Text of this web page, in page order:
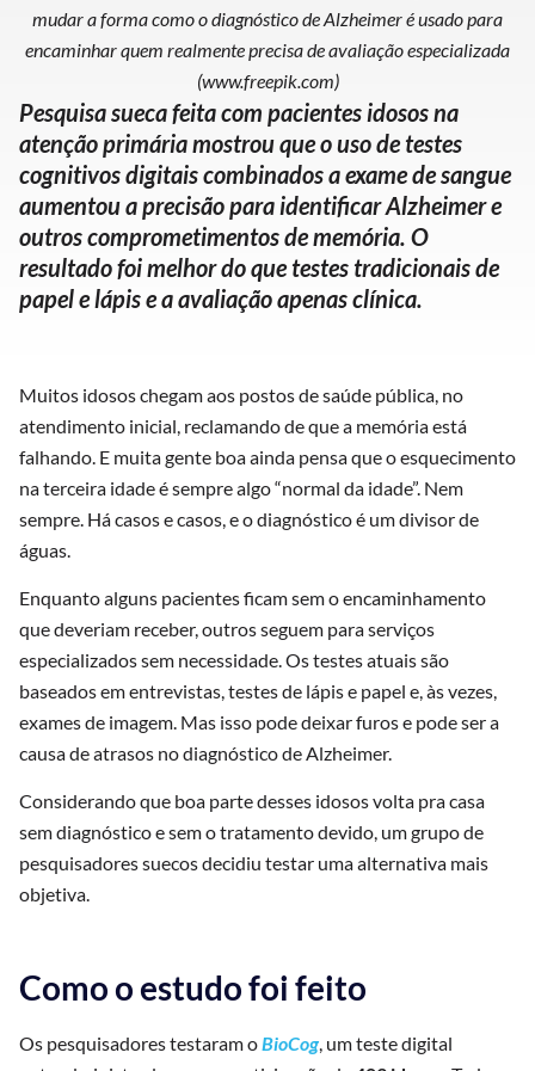
mudar a forma como o diagnóstico de Alzheimer é usado para
encaminhar quem realmente precisa de avaliação especializada
(www.freepik.com)
Pesquisa sueca feita com pacientes idosos na
atenção primária mostrou que o uso de testes
cognitivos digitais combinados a exame de sangue
aumentou a precisão para identificar Alzheimer e
outros comprometimentos de memória. O
resultado foi melhor do que testes tradicionais de
papel e lápis e a avaliação apenas clínica.
Muitos idosos chegam aos postos de saúde pública, no
atendimento inicial, reclamando de que a memória está
falhando. E muita gente boa ainda pensa que o esquecimento
na terceira idade é sempre algo “normal da idade”. Nem
sempre. Há casos e casos, e o diagnóstico é um divisor de
águas.
Enquanto alguns pacientes ficam sem o encaminhamento
que deveriam receber, outros seguem para serviços
especializados sem necessidade. Os testes atuais são
baseados em entrevistas, testes de lápis e papel e, às vezes,
exames de imagem. Mas isso pode deixar furos e pode ser a
causa de atrasos no diagnóstico de Alzheimer.
Considerando que boa parte desses idosos volta pra casa
sem diagnóstico e sem o tratamento devido, um grupo de
pesquisadores suecos decidiu testar uma alternativa mais
objetiva.
Como o estudo foi feito
Os pesquisadores testaram oBioCog, um teste digital